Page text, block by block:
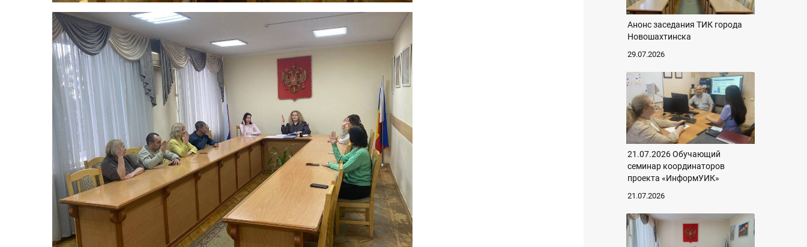
Анонс заседания ТИК города
Новошахтинска
29.07.2026
21.07.2026 Обучающий
семинар координаторов
проекта «ИнформУИК»
21.07.2026